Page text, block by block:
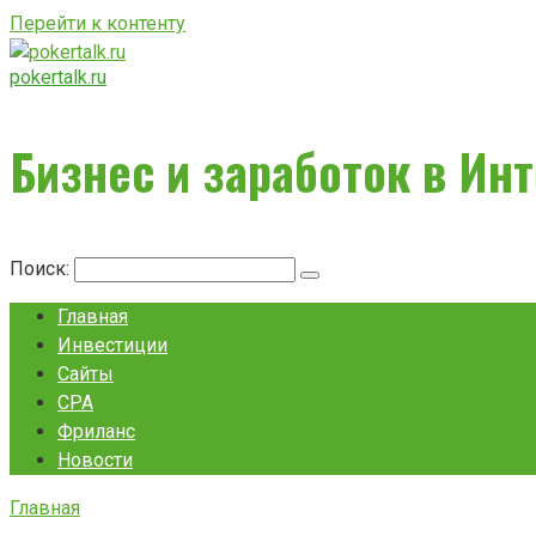
Перейти к контенту
pokertalk.ru
Бизнес и заработок в
Поиск:
Главная
Инвестиции
Сайты
CPA
Фриланс
Новости
Главная